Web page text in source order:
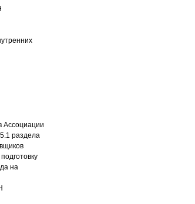
Ассоциации
раздела
на